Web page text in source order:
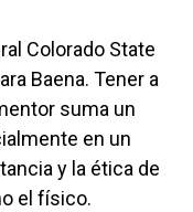
Colorado State
Baena. Tener a
suma un
en un
y la ética de
el físico.